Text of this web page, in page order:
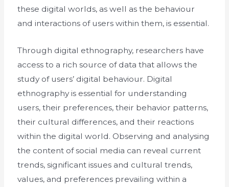
these digital worlds, as well as the behaviour
and interactions of users within them, is essential.
Through digital ethnography, researchers have
access to a rich source of data that allows the
study of users’ digital behaviour. Digital
ethnography is essential for understanding
users, their preferences, their behavior patterns,
their cultural differences, and their reactions
within the digital world. Observing and analysing
the content of social media can reveal current
trends, significant issues and cultural trends,
values, and preferences prevailing within a